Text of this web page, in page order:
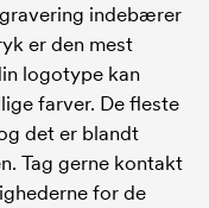
indebærer
er den mest
logotype kan
farver. De fleste
det er blandt
Tag gerne kontakt
for de